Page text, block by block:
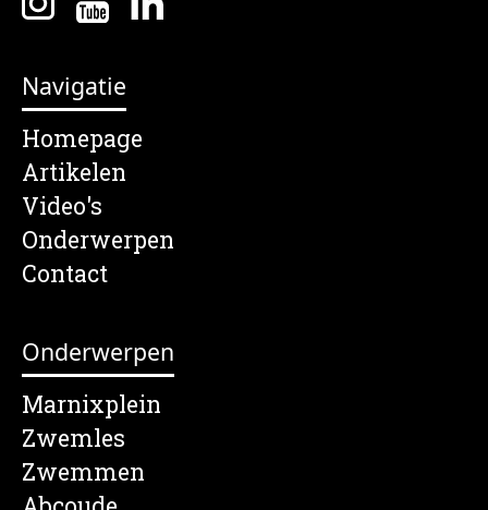
Navigatie
Homepage
Artikelen
Video's
Onderwerpen
Contact
Onderwerpen
Marnixplein
Zwemles
Zwemmen